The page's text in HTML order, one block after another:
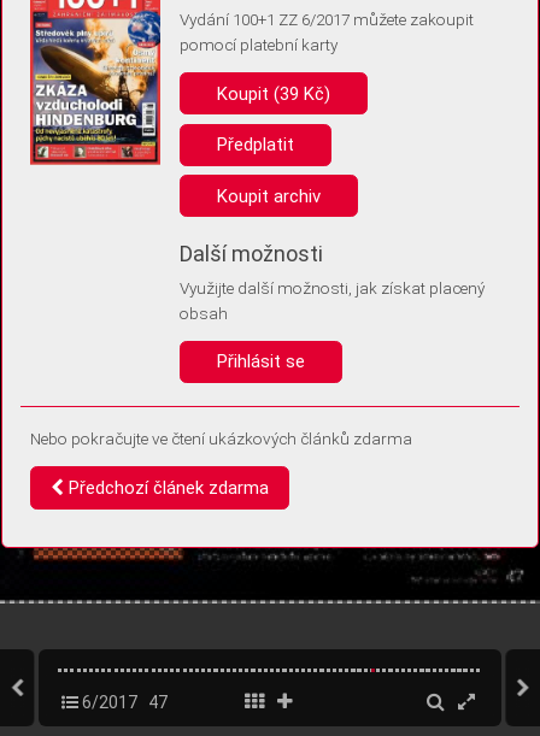
Pro základní fungování webu nepotřebujeme ukládat žádné informace
(tzv. cookies apod.). Rádi bychom vás ale požádali o souhlas s
uložením volitelných informací:
Anonymní unikátní ID
Díky němu příště poznáme, že se jedná o stejné zařízení, a
Identifikátor je zcela anonymní.
Vaše souhlasy a odmítnutí si ukládáme do vašeho zařízení, abychom se
vás už příště znovu neptali. Můžete je kdykoli později upravit ve Správě
6/2017 47
Vydání 100+1 ZZ 6/2017 můžete zakoupit
pomocí platební karty
Koupit (39 Kč)
Předplatit
Koupit archiv
Další možnosti
Využijte další možnosti, jak získat placený
obsah
Přihlásit se
Nebo pokračujte ve čtení ukázkových článků zdarma
Předchozí článek zdarma